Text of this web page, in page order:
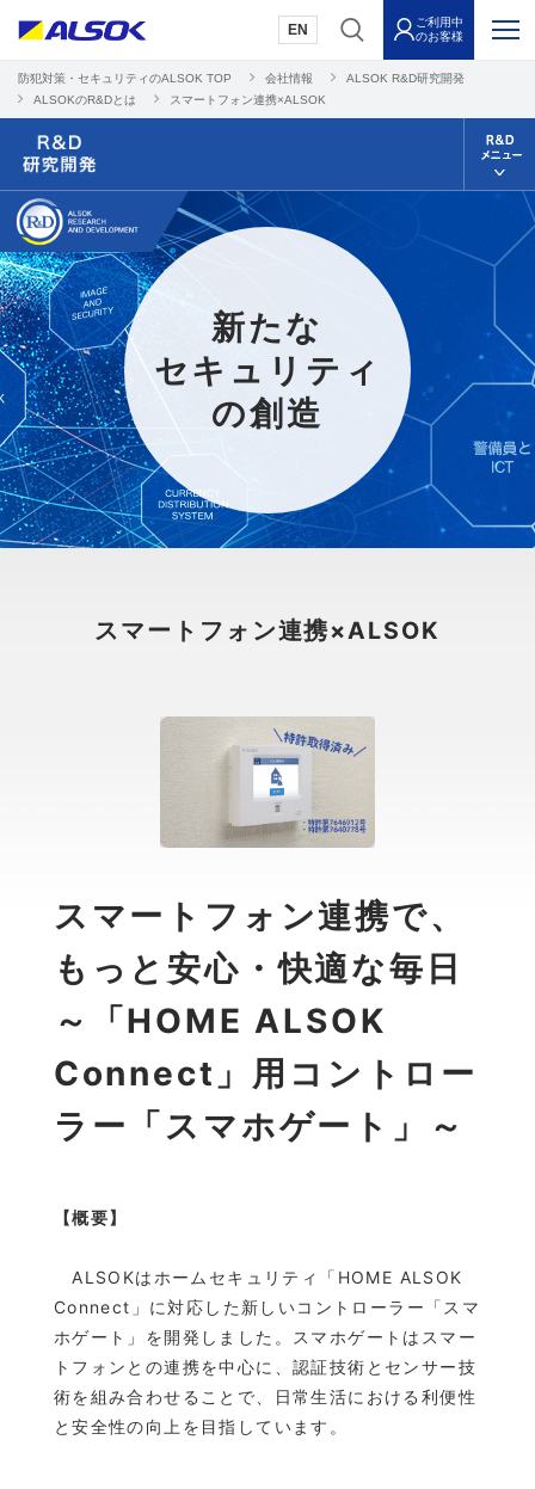
EN
ご利用中
のお客様
防犯対策・セキュリティのALSOK TOP 会社情報
ALSOK R&D研究開発
ALSOKのR&Dとは
スマートフォン連携×ALSOK
新たな
セキュリティ
の創造
スマートフォン連携×ALSOK
スマートフォン連携で、
もっと安心・快適な毎日
～「HOME ALSOK
Connect」用コントロー
ラー「スマホゲート」～
【概要】
ALSOKはホームセキュリティ「HOME ALSOK
Connect」に対応した新しいコントローラー「スマ
ホゲート」を開発しました。スマホゲートはスマー
トフォンとの連携を中心に、認証技術とセンサー技
術を組み合わせることで、日常生活における利便性
と安全性の向上を目指しています。